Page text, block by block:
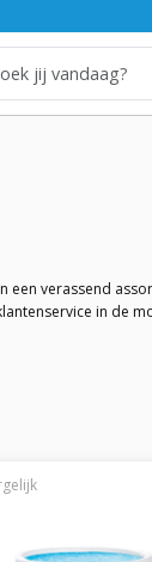
verassend
in de